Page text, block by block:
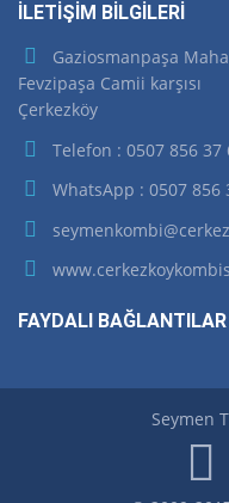
İLETİŞİM BİLGİLERİ
Gaziosmanpaşa
Fevzipaşa Camii karşısı
Çerkezköy
Telefon : 0507 856 37
WhatsApp : 0507 856
FAYDALI BAĞLANTILAR
Seymen